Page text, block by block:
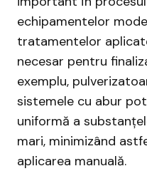
echipamentelor
tratamentelor
necesar pentru
exemplu,
sistemele cu abur
uniformă a
mari, minimizând
aplicarea manuală.